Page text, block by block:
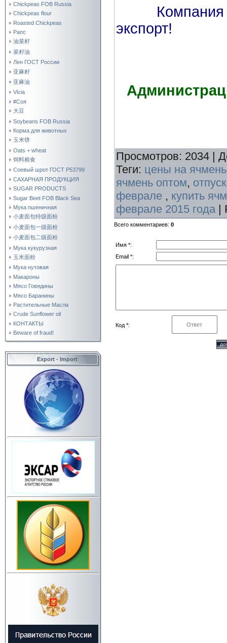
Chickpeas FOB Russia
Chickpeas flour
Roasted Chickpeas
Рапс
油菜籽
菜籽油
Лен ГОСТ России
亚麻籽
亚麻油
Vicia
#Соя
大豆
Soybeans FOB Russia
Корма для животных
玉米饼
Oats + wheat
饲料粮食
Соевый шрот ГОСТ Р53799
САХАРНАЯ ПРОДУКЦИЯ
SUGAR PRODUCTS
Sugar Beet FOB Black Sea
Мука пшеничная
小麦面包特级面粉
小麦面包一级面粉
小麦面包二级面粉
Мука кукурузная
玉米面粉
Мука нутовая
Макароны
Мясо Говядины
Мясо Баранины
Растительные Масла
Crude Sunflower oil
КОНТАКТЫ
Beware of fraud!
Export - Import
Компания
экспорт!
Просмотров: 2034 |
Теги: цены на ячмень
ячмень оптом,
феврале , купить
феврале 2015 года |
Всего комментариев: 0
Имя *:
Email *:
Код *: